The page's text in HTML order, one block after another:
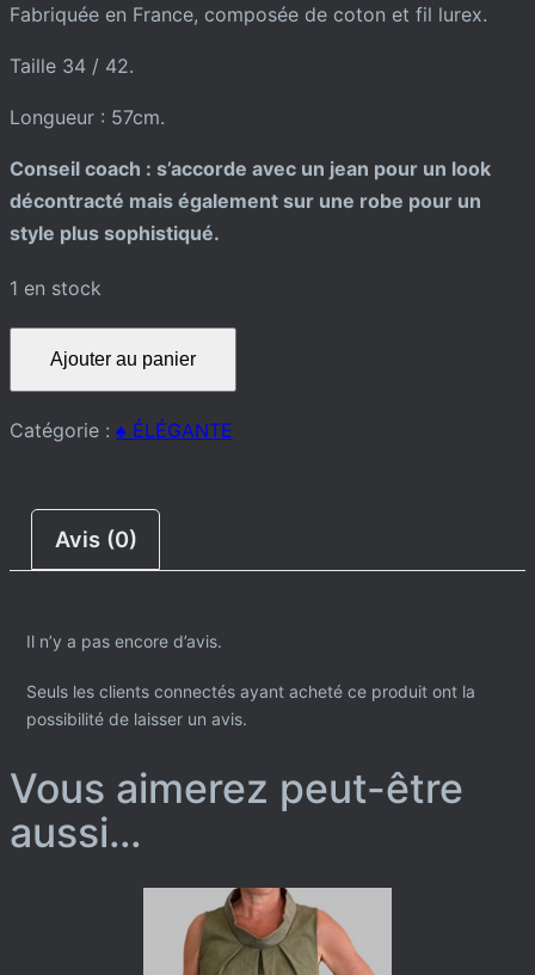
Fabriquée en France, composée de coton et fil lurex.
Taille 34 / 42.
Longueur : 57cm.
Conseil coach : s’accorde avec un jean pour un look
décontracté mais également sur une robe pour un
style plus sophistiqué.
1 en stock
Ajouter au panier
Catégorie : ♠️ ÉLÉGANTE
Avis (0)
Il n’y a pas encore d’avis.
Seuls les clients connectés ayant acheté ce produit ont la
possibilité de laisser un avis.
Vous aimerez peut-être
aussi…